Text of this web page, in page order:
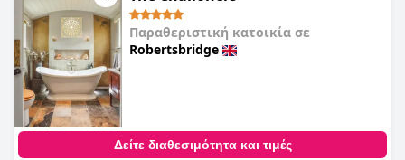
Παραθεριστική κατοικία σε
Robertsbridge
Δείτε διαθεσιμότητα και τιμές